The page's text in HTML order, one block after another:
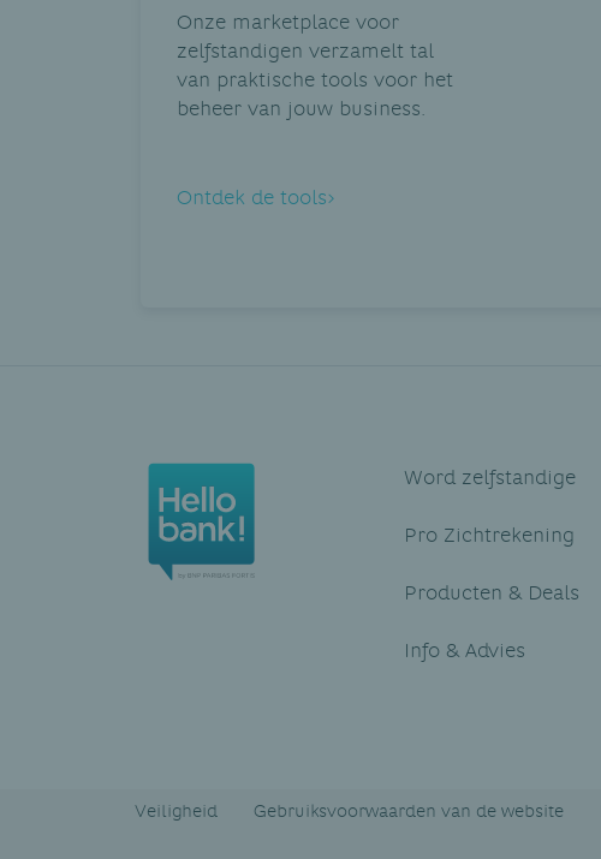
Onze marketplace voor
zelfstandigen verzamelt tal
van praktische tools voor het
beheer van jouw business.
Ontdek de tools
Word zelfstandige
Pro Zichtrekening
Producten & Deals
Info & Advies
Veiligheid Gebruiksvoorwaarden van de website